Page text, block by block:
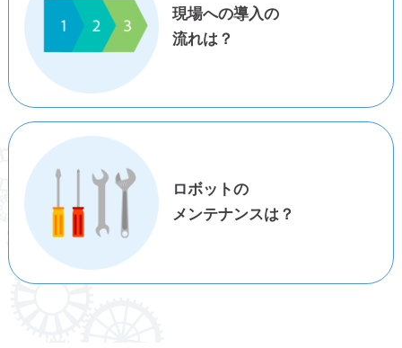
現場への導入の
流れは？
ロボットの
メンテナンスは？